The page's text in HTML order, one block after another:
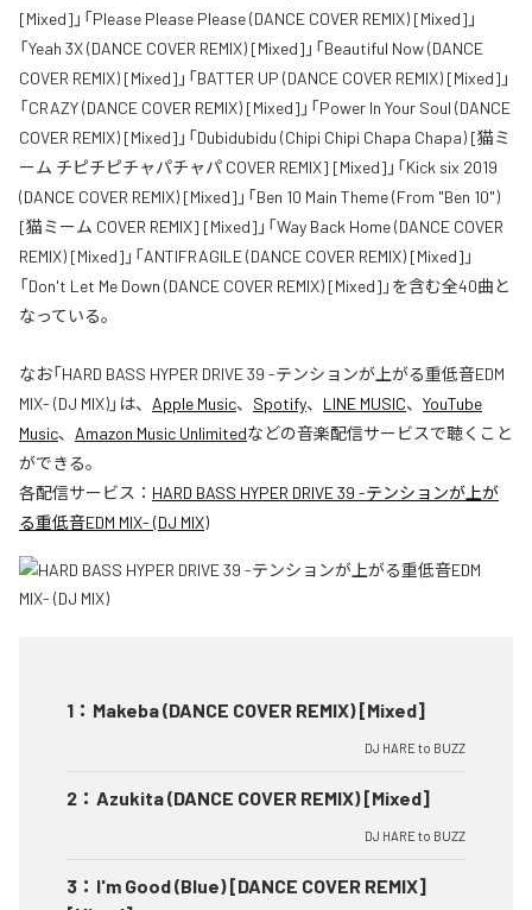
[Mixed]」「Please Please Please (DANCE COVER REMIX) [Mixed]」
「Yeah 3X (DANCE COVER REMIX) [Mixed]」「Beautiful Now (DANCE
COVER REMIX) [Mixed]」「BATTER UP (DANCE COVER REMIX) [Mixed]」
「CRAZY (DANCE COVER REMIX) [Mixed]」「Power In Your Soul (DANCE
COVER REMIX) [Mixed]」「Dubidubidu (Chipi Chipi Chapa Chapa) [猫ミ
ーム チピチピチャパチャパ COVER REMIX] [Mixed]」「Kick six 2019
(DANCE COVER REMIX) [Mixed]」「Ben 10 Main Theme (From "Ben 10")
[猫ミーム COVER REMIX] [Mixed]」「Way Back Home (DANCE COVER
REMIX) [Mixed]」「ANTIFRAGILE (DANCE COVER REMIX) [Mixed]」
「Don't Let Me Down (DANCE COVER REMIX) [Mixed]」を含む全40曲と
なっている。
なお「HARD BASS HYPER DRIVE 39 -テンションが上がる重低音EDM
MIX- (DJ MIX)」は、 Apple Music、 Spotify、 LINE MUSIC、 YouTube
Music、 Amazon Music Unlimitedなどの音楽配信サービスで聴くこと
ができる。
各配信サービス： HARD BASS HYPER DRIVE 39 -テンションが上が
る重低音EDM MIX- (DJ MIX)
1 ： Makeba (DANCE COVER REMIX) [Mixed]
DJ HARE to BUZZ
2 ： Azukita (DANCE COVER REMIX) [Mixed]
DJ HARE to BUZZ
3 ： I'm Good (Blue) [DANCE COVER REMIX]